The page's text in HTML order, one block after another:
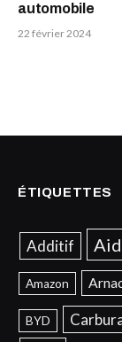
automobile
22 février 2024
ÉTIQUETTES
Additif
Amazon
BYD